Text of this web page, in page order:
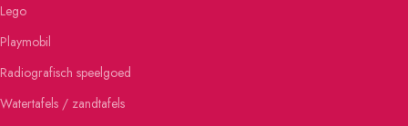
Lego
Playmobil
Radiografisch speelgoed
Watertafels / zandtafels